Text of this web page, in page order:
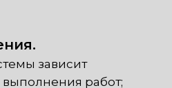
зависит
работ;